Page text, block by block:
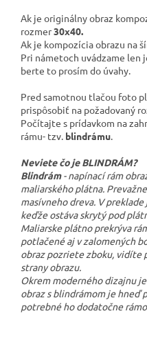
Ak je originálny obraz
rozmer30x40.
Ak je kompozícia obrazu na
Pri námetoch uvádzame len
berte to prosím do úvahy.
Pred samotnou tlačou foto
prispôsobiť na požadovaný
Počítajte s prídavkom na
rámu- tzv. blindrámu.
Neviete čo je BLINDRÁM?
Blindrám- napínací rám
maliarského plátna.
masívneho dreva. V
keďže ostáva skrytý pod
Maliarske plátno prekrýva
potlačené aj v zalomených
obraz pozriete zboku, vidíte
strany obrazu.
Okrem moderného dizajnu
obraz s blindrámom je hneď
potrebné ho dodatočne